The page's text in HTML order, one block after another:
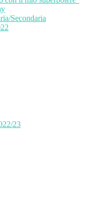
Secondaria
23